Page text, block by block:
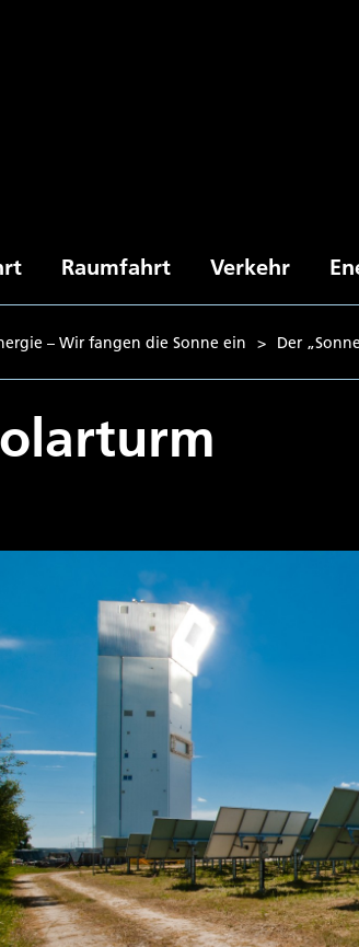
Raumfahrt Verkehr
– Wir fangen die Sonne ein > Der